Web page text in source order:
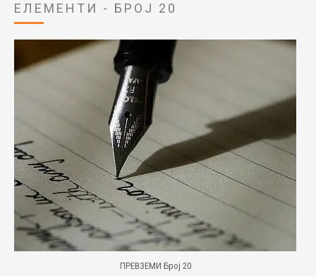
ЕЛЕМЕНТИ - БРОЈ 20
ПРЕВЗЕМИ Број 20